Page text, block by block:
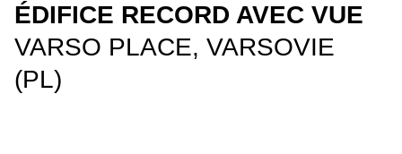
ÉDIFICE RECORD AVEC VUE
VARSO PLACE, VARSOVIE
(PL)